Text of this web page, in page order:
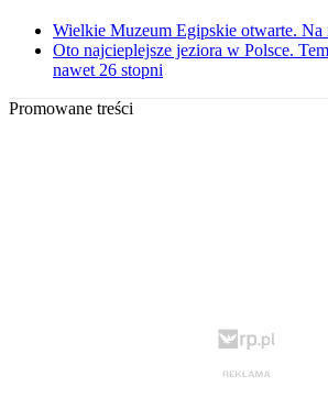
Wielkie Muzeum Egipskie otwarte. Na
Oto najcieplejsze jeziora w Polsce.
nawet 26 stopni
Promowane treści